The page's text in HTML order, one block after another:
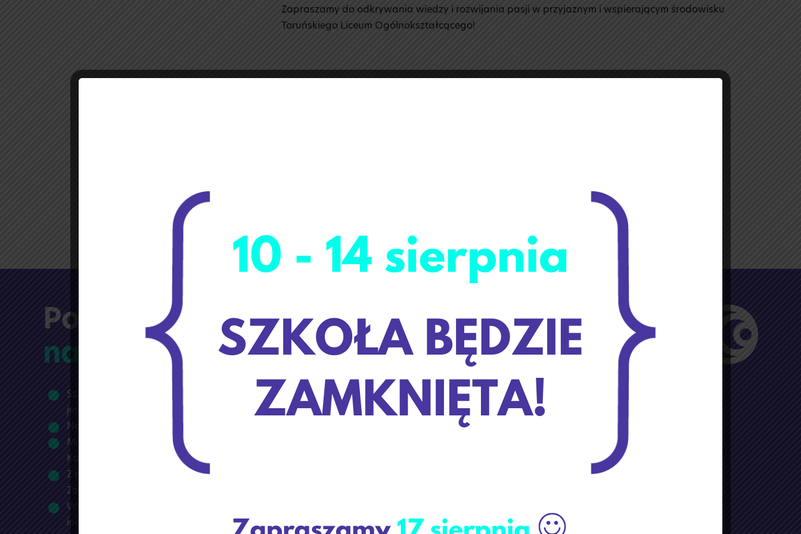
Zapraszamy do odkrywania wiedzy i rozwijania pasji w przyjaznym i wspierającym środowisku
Toruńskiego Liceum Ogólnokształcącego!
Ogólnokształcącego
Poznaj
nasze zalety!
Szkoła zlokalizowana jest w dobrym punkcie miasta,
jest bezpieczna – zamknięta i monitorowana.
Nauka odbywa się w mało licznych klasach.
Możliwość korzystania z nowoczesnych pracowni komputerowych.
Każdy uczeń ma dostęp do swojego komputera.
Z nami doskonale przygotujesz się do matury.
Zapewniamy dodatkowe zajęcia z przedmiotów maturalnych.
Wychowawcy i nauczyciele są nastawieni na rozwiązywanie
indywidualnych problemów powstających w toku nauki.